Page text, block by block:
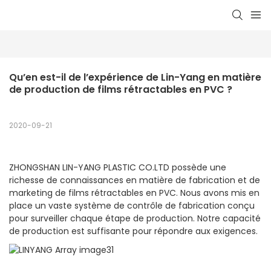
Qu’en est-il de l’expérience de Lin-Yang en matière
de production de films rétractables en PVC ?
2020-09-21
ZHONGSHAN LIN-YANG PLASTIC CO.LTD possède une
richesse de connaissances en matière de fabrication et de
marketing de films rétractables en PVC. Nous avons mis en
place un vaste système de contrôle de fabrication conçu
pour surveiller chaque étape de production. Notre capacité
de production est suffisante pour répondre aux exigences.